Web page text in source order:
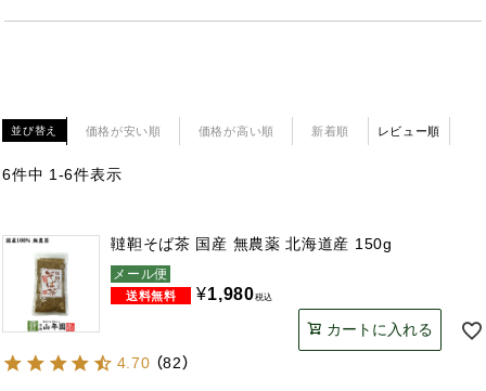
並び替え 価格が安い順 価格が高い順 新着順 レビュー順
6件中 1 -6件表示
韃靼そば茶 国産 無農薬 北海道産 150g
メール便
¥1,980税込
カートに入れる
4.70 （82）